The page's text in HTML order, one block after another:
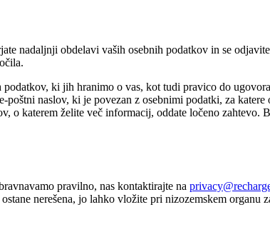
nadaljnji obdelavi vaših osebnih podatkov in se
ki jih hranimo o vas, kot tudi pravico do
poštni naslov, ki je povezan z osebnimi podatki, za
o katerem želite več informacij, oddate ločeno
pravilno, nas kontaktirajte na
nerešena, jo lahko vložite pri nizozemskem organu